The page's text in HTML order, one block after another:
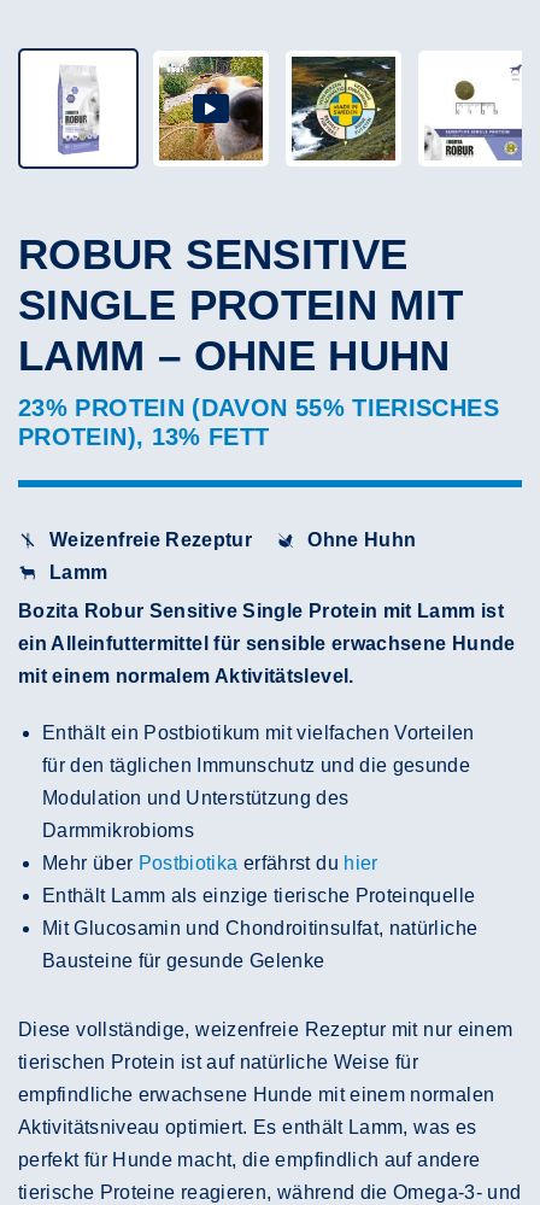
ROBUR SENSITIVE
SINGLE PROTEIN MIT
LAMM – OHNE HUHN
23% PROTEIN (DAVON 55% TIERISCHES
PROTEIN), 13% FETT
Weizenfreie Rezeptur
Ohne Huhn
Lamm
Bozita Robur Sensitive Single Protein mit Lamm ist
ein Alleinfuttermittel für sensible erwachsene Hunde
mit einem normalem Aktivitätslevel.
Enthält ein Postbiotikum mit vielfachen Vorteilen
für den täglichen Immunschutz und die gesunde
Modulation und Unterstützung des
Darmmikrobioms
Mehr über Postbiotika erfährst du hier
Enthält Lamm als einzige tierische Proteinquelle
Mit Glucosamin und Chondroitinsulfat, natürliche
Bausteine für gesunde Gelenke
Diese vollständige, weizenfreie Rezeptur mit nur einem
tierischen Protein ist auf natürliche Weise für
empfindliche erwachsene Hunde mit einem normalen
Aktivitätsniveau optimiert. Es enthält Lamm, was es
perfekt für Hunde macht, die empfindlich auf andere
tierische Proteine reagieren, während die Omega-3- und